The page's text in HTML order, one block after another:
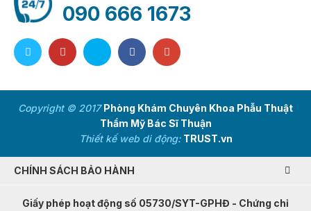
090 666 1673
Copyright © 2017Phòng Khám Chuyên Khoa Phẫu Thuật
Thẩm Mỹ Bác Sĩ Thuận
Thiết kế web di động: TRUST.vn
CHÍNH SÁCH BẢO HÀNH
Giấy phép hoạt động số 05730/SYT-GPHĐ - Chứng chỉ